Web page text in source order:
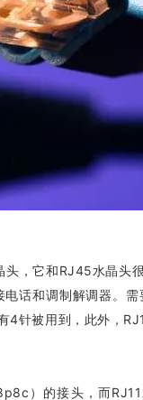
头，它和RJ45水晶头
话和调制解调器。
4针被用到，此外，
）的接头，而